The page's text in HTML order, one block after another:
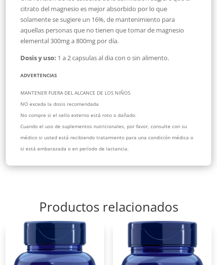
citrato del magnesio es mejor absorbido por lo que
solamente se sugiere un 16%, de mantenimiento para
aquellas personas que no tienen que tomar de magnesio
elemental 300mg a 800mg por día.
Dosis y uso: 1 a 2 capsulas al dia con o sin alimento.
ADVERTENCIAS
MANTENER FUERA DEL ALCANCE DE LOS NIÑOS
NO exceda la dosis recomendada
No compre si el sello externo está roto o dañado.
Cuando el uso de suplementos nutricionales, por favor, consulte con su
médico si usted está recibiendo tratamiento para una condición médica o
si está embarazada o en período de lactancia.
Productos relacionados